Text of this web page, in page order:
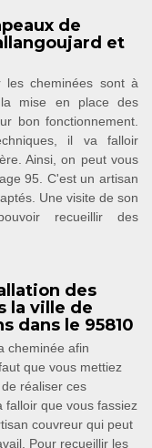
de
et
les cheminées sont à
mise en place des
bon fonctionnement.
il va falloir
Ainsi, on peut vous
95. C'est un artisan
Une visite de son
recueillir des
des
la ville de
dans le 95810
cheminée afin
que vous mettiez
réaliser ces
falloir que vous fassiez
couvreur qui peut
Pour recueillir les